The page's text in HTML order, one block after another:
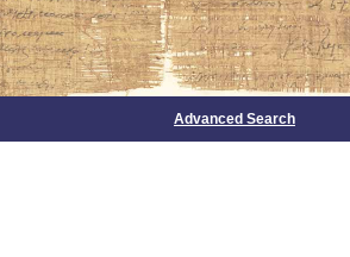
Advanced Search